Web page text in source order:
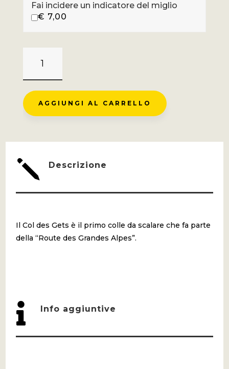
Fai incidere un indicatore del miglio
€ 7,00
GETS
-
THONON
BAINS
AGGIUNGI AL CARRELLO
j Descrizione
Il Col des Gets è il primo colle da scalare che fa parte
della “Route des Grandes Alpes”.
 Info aggiuntive